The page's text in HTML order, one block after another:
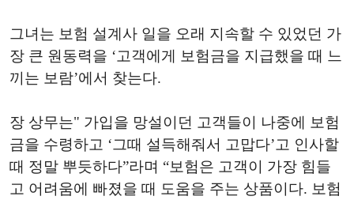
그녀는 보험 설계사 일을 오래 지속할 수 있었던 가
장 큰 원동력을 ‘고객에게 보험금을 지급했을 때 느
끼는 보람’에서 찾는다.
장 상무는" 가입을 망설이던 고객들이 나중에 보험
금을 수령하고 ‘그때 설득해줘서 고맙다’고 인사할
때 정말 뿌듯하다”라며 “보험은 고객이 가장 힘들
고 어려움에 빠졌을 때 도움을 주는 상품이다. 보험